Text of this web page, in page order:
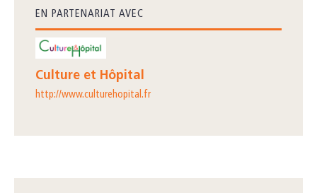
EN PARTENARIAT AVEC
Culture et Hôpital
http://www.culturehopital.fr